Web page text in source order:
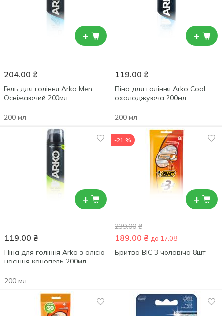
+
204.00 ₴
Гель для гоління Arko Men
Освіжаючий 200мл
200 мл
+
119.00 ₴
Піна для гоління Arko Cool
охолоджуюча 200мл
200 мл
+
119.00 ₴
Піна для гоління Arko з олією
насіння конопель 200мл
200 мл
+
-21 %
239.00 ₴
189.00 ₴ до 17.08
Бритва BIC 3 чоловіча 8шт